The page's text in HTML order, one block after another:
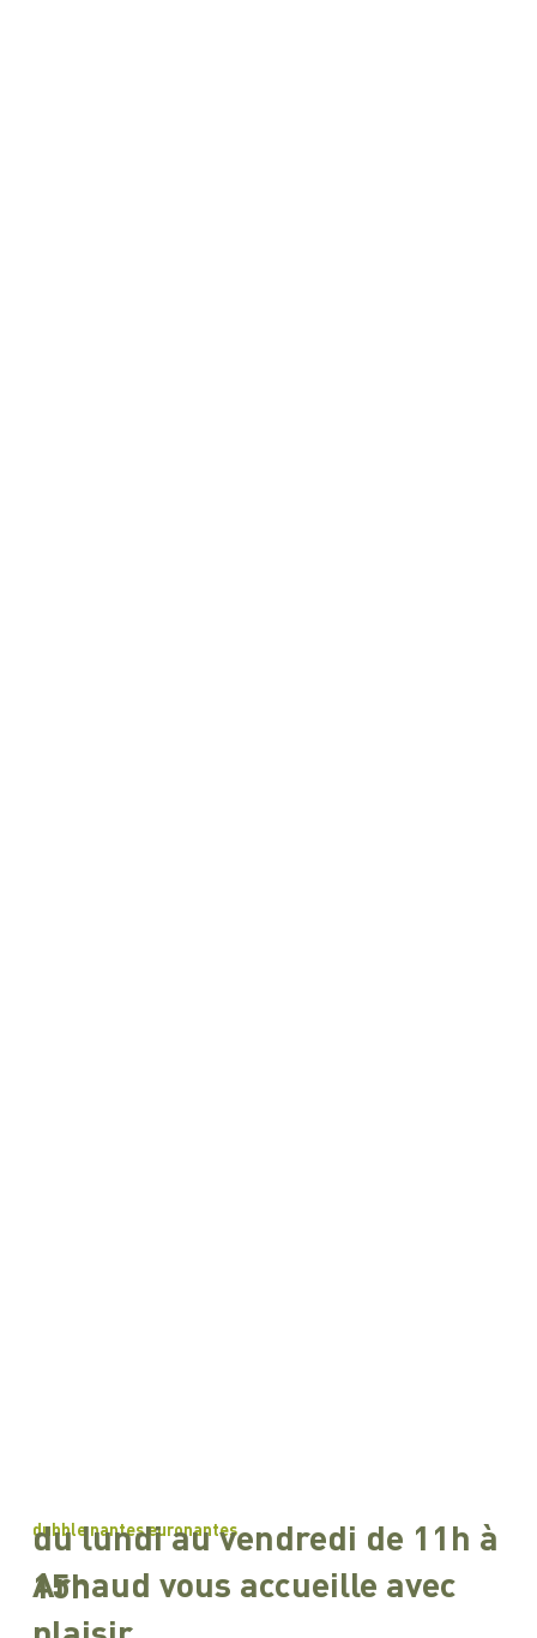
dubble nantes euronantes
Arnaud vous accueille avec
du lundi au vendredi de 11h à
15h